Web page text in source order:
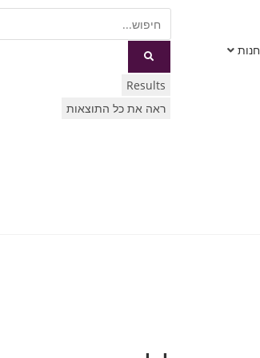
חנות
Results
ראה את כל התוצאות